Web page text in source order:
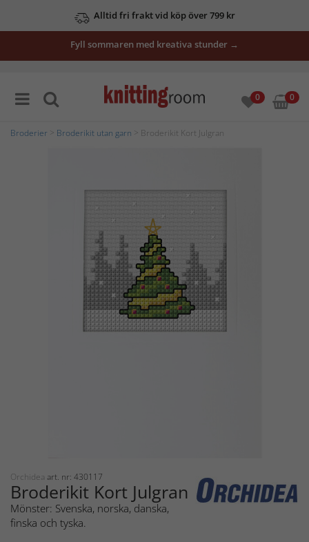
Alltid fri frakt vid köp över 799 kr
Fyll sommaren med kreativa stunder →
0 0
Broderier Broderikit utan garn > Broderikit Kort Julgran
Orchidea art. nr: 430117
Broderikit Kort Julgran
Mönster: Svenska, norska, danska,
finska och tyska.